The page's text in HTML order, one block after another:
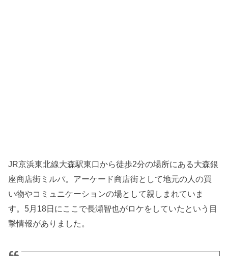
JR京浜東北線大森駅東口から徒歩2分の場所にある大森銀
座商店街ミルパ。アーケード商店街として地元の人の買
い物やコミュニケーションの場として親しまれていま
す。5月18日にここで長瀬智也がロケをしていたという目
撃情報がありました。